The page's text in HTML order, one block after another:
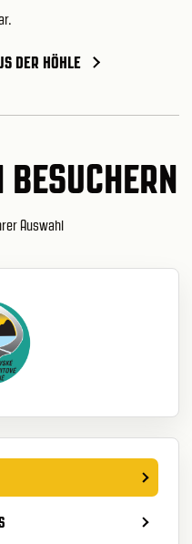
DER HÖHLE
Auswahl